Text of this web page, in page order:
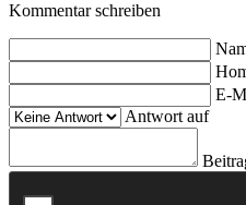
Kommentar schreiben
E-
Antwort auf